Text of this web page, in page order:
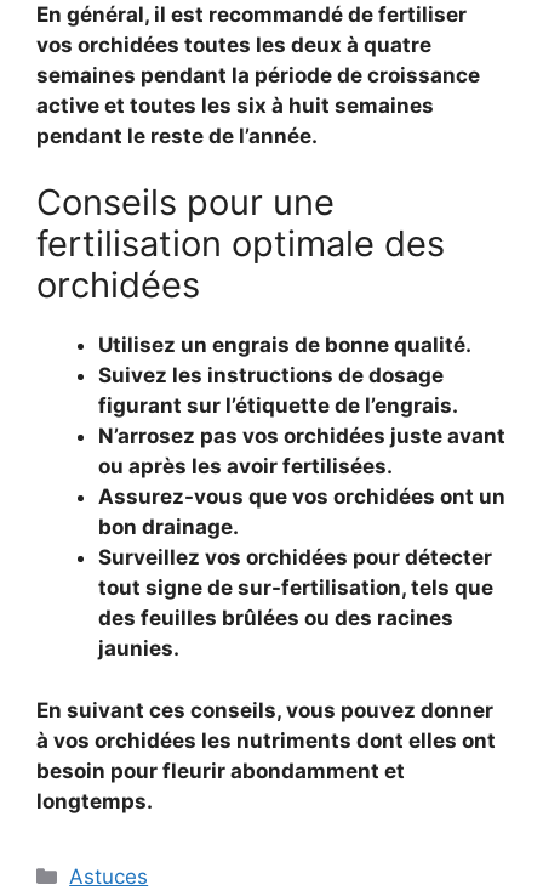
En général, il est recommandé de fertiliser
vos orchidées toutes les deux à quatre
semaines pendant la période de croissance
active et toutes les six à huit semaines
pendant le reste de l’année.
Conseils pour une
fertilisation optimale des
orchidées
Utilisez un engrais de bonne qualité.
Suivez les instructions de dosage
figurant sur l’étiquette de l’engrais.
N’arrosez pas vos orchidées juste avant
ou après les avoir fertilisées.
Assurez-vous que vos orchidées ont un
bon drainage.
Surveillez vos orchidées pour détecter
tout signe de sur-fertilisation, tels que
des feuilles brûlées ou des racines
jaunies.
En suivant ces conseils, vous pouvez donner
à vos orchidées les nutriments dont elles ont
besoin pour fleurir abondamment et
longtemps.
Categories
Astuces